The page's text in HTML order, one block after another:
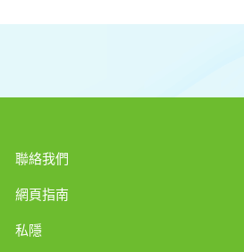
聯絡我們
網頁指南
私隱